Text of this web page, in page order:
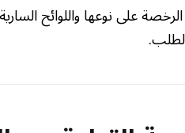
على نوعها واللوائح